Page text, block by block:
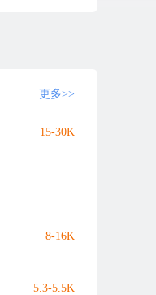
更多>>
15-30K
8-16K
5.3-5.5K